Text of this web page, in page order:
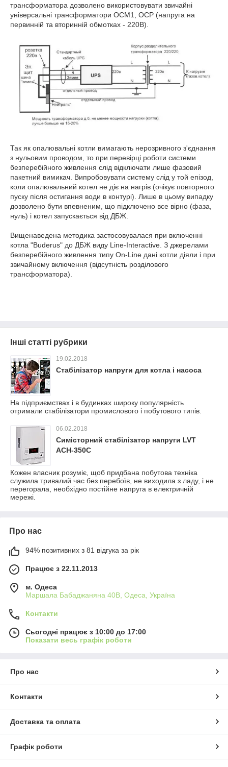
трансформатора дозволено використовувати звичайні
універсальні трансформатори ОСМ1, ОСР (напруга на
первинній та вторинній обмотках - 220В).
Так як опалювальні котли вимагають нерозривного з'єднання
з нульовим проводом, то при перевірці роботи системи
безперебійного живлення слід відключати лише фазовий
пакетний вимикач. Випробовувати систему слід у той епізод,
коли опалювальний котел не діє на нагрів (очікує повторного
пуску після остигання води в контурі). Лише в цьому випадку
дозволено бути впевненим, що підключено все вірно (фаза,
нуль) і котел запускається від ДБЖ.
Вищенаведена методика застосовувалася при включенні
котла "Buderus" до ДБЖ виду Line-Interactive. З джерелами
безперебійного живлення типу On-Line дані котли діяли і при
звичайному включення (відсутність розділового
трансформатора).
Інші статті рубрики
19.02.2018
Стабілізатор напруги для котла і насоса
На підприємствах і в будинках широку популярність
отримали стабілізатори промислового і побутового типів.
06.02.2018
Симісторний стабілізатор напруги LVT
АСН-350С
Кожен власник розуміє, щоб придбана побутова техніка
служила тривалий час без перебоїв, не виходила з ладу, і не
перегорала, необхідно постійне напруга в електричній
мережі.
Про нас
94% позитивних з 81 відгука за рік
Працює з 22.11.2013
м. Одеса
Маршала Бабаджаняна 40В, Одеса, Україна
Контакти
Сьогодні працює з 10:00 до 17:00
Показати весь графік роботи
Про нас
Контакти
Доставка та оплата
Графік роботи